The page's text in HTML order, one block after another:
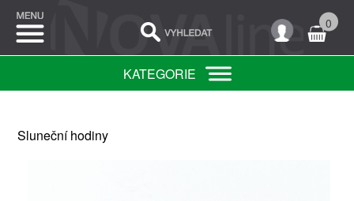
0
KATEGORIE
Sluneční hodiny